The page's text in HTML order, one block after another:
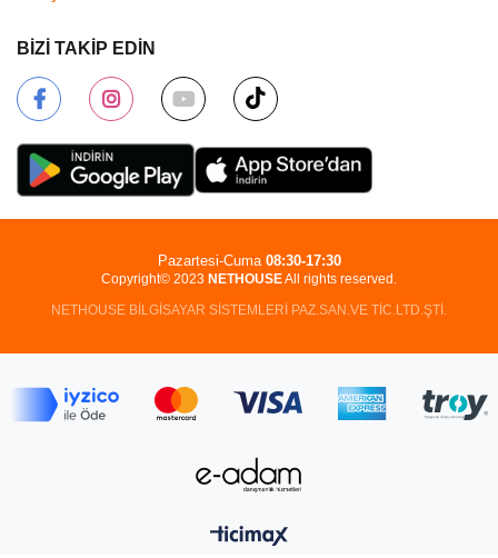
BİZİ TAKİP EDİN
Copyright© 2023 NETHOUSEAll rights reserved.
NETHOUSE BİLGİSAYAR SİSTEMLERİ PAZ.SAN.VE TİC.LTD.ŞTİ.
Pazartesi-Cuma 08:30-17:30